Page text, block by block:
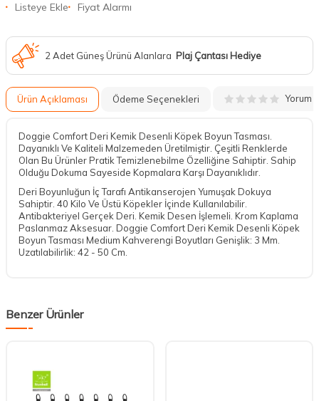
Listeye Ekle Fiyat Alarmı
2 Adet Güneş Ürünü Alanlara Plaj Çantası Hediye
Ürün Açıklaması Ödeme Seçenekleri Yorum
Doggie Comfort Deri Kemik Desenli Köpek Boyun Tasması.
Dayanıklı Ve Kaliteli Malzemeden Üretilmiştir. Çeşitli Renklerde
Olan Bu Ürünler Pratik Temizlenebilme Özelliğine Sahiptir. Sahip
Olduğu Dokuma Sayeside Kopmalara Karşı Dayanıklıdır.
Deri Boyunluğun İç Tarafı Antikanserojen Yumuşak Dokuya
Sahiptir. 40 Kilo Ve Üstü Köpekler İçinde Kullanılabilir.
Antibakteriyel Gerçek Deri. Kemik Desen İşlemeli. Krom Kaplama
Paslanmaz Aksesuar. Doggie Comfort Deri Kemik Desenli Köpek
Boyun Tasması Medium Kahverengi Boyutları Genişlik: 3 Mm.
Uzatılabilirlik: 42 - 50 Cm.
Benzer Ürünler